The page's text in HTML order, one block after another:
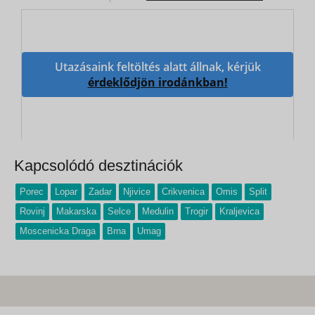
Utazásaink feltöltés alatt állnak, kérjük
érdeklődjön irodánkban!
Kapcsolódó desztinációk
Porec Lopar Zadar Njivice Crikvenica Omis
Split
Rovinj
Makarska Selce Medulin Trogir
Kraljevica
Moscenicka Draga
Brna Umag